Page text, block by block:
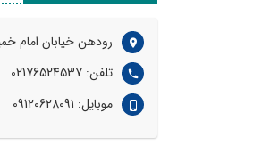
رودهن خیابان امام
تلفن: 02176524537
موبایل: 09120628091